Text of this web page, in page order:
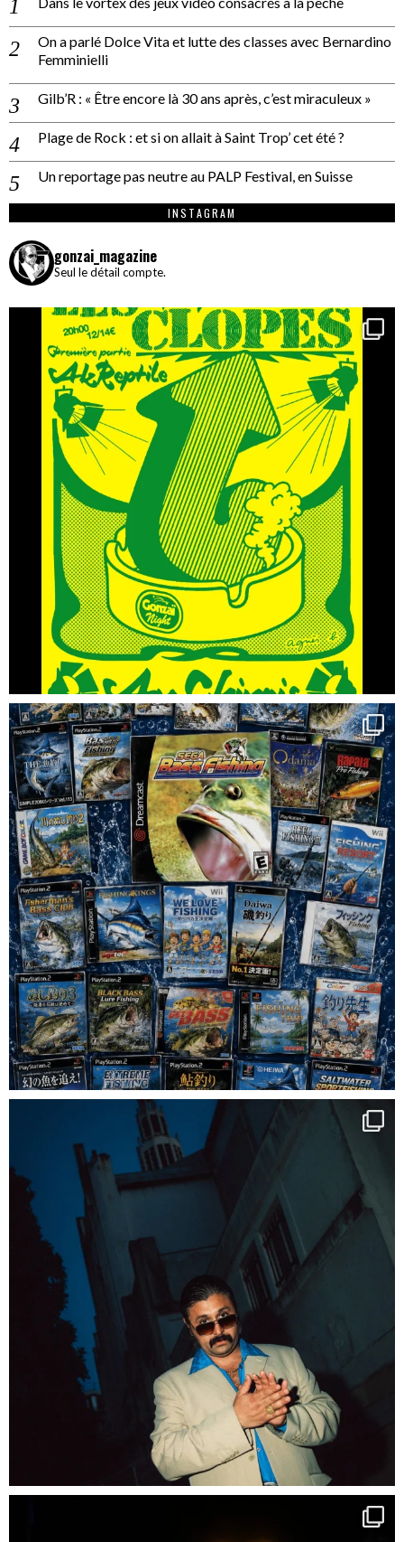
On a parlé Dolce Vita et lutte des classes avec Bernardino
Femminielli
Gilb’R : « Être encore là 30 ans après, c’est miraculeux »
Plage de Rock : et si on allait à Saint Trop’ cet été ?
Un reportage pas neutre au PALP Festival, en Suisse
INSTAGRAM
gonzai_magazine
Seul le détail compte.